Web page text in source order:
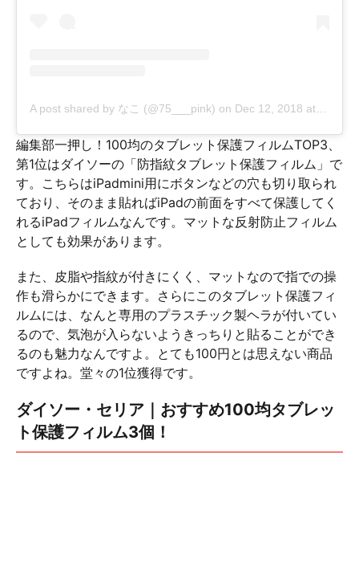
A post shared by なこ (@75___pink) on Dec 12, 2018 at 6:53pm PST
編集部一押し！100均のタブレット保護フィルムTOP3、
第1位はダイソーの「防指紋タブレット保護フィルム」で
す。こちらはiPadmini用にボタンなどの穴も切り取られ
ており、そのまま貼ればiPadの前面をすべて保護してく
れるiPadフィルムなんです。マットな反射防止フィルム
としても効果があります。
また、皮脂や指紋が付きにくく、マットなので指での操
作も滑らかにできます。さらにこのタブレット保護フィ
ルムには、なんと専用のプラスチック製ヘラが付いてい
るので、気泡が入らないようきっちりと貼ることができ
るのも魅力なんですよ。とても100円とは思えない商品
ですよね。堂々の1位獲得です。
ダイソー・セリア｜おすすめ100均タブレッ
ト保護フィルム3個！